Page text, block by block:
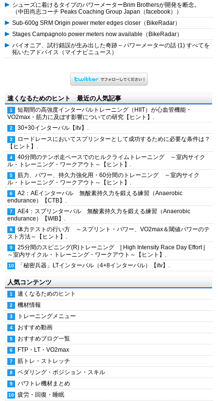
シューズに着けるタイプのパワーメーターBrim Brothersが開発を断念。
（中田尚志コーチ Peaks Coaching Group Japan（facebook））
Sub-600g SRM Origin power meter edges closer（BikeRadar）
Stages Campagnolo power meters now available（BikeRadar）
パイオニア、試行錯誤が生み出した奇跡 – パワーメーターの話 (1) すべてを
拓いたアドバイス（マイナビニュース）
速くなるためのヒント 最近の人気記事
短期間の高強度インターバルトレーニング（HIIT）が心血管機能・
VO2max・筋力に及ぼす影響についての研究【ヒント】.
30+30インターバル【itv】.
ロードレースにおいてスプリンターとして成功するために必要な条件は？
【ヒント】.
40分間のテンポ走ペースでのヒルクライムトレーニング ～室内サイク
ル・トレーニング・ワークアウト～【ヒント】.
筋力、パワー、持久力強化用・60分間のトレーニング ～室内サイク
ル・トレーニング・ワークアウト～【ヒント】.
A2：AEインターバル 無酸素持久力を鍛える練習（Anaerobic
endurance）【CTB】.
AE4：スプリンターバル 無酸素持久力を鍛える練習（Anaerobic
endurance）【WIB】.
体力テストの行い方 ～スプリント・パワー、VO2max＆閾値パワーのテ
スト方法～【ヒント】.
25分間のスピニング(R)トレーニング | High Intensity Race Day Effort |
～室内サイクル・トレーニング・ワークアウト～【ヒント】.
「秘密兵器」LTインターバル（4+8インターバル）【itv】.
人気コンテンツ
速くなるためのヒント
機材情報
トレーニングメニュー
おすすめ動画
おすすめブログ一覧
FTP・LT・VO2max
筋トレ・ストレッチ
ペダリング・ポジション・スキル
パワトレ機材まとめ
疲労・回復・睡眠